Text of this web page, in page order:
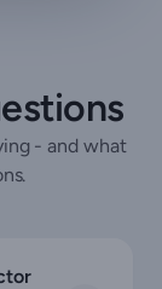
- and what